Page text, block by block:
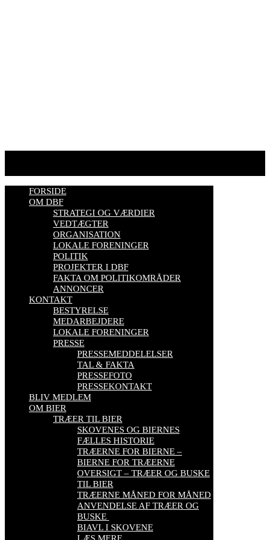
FORSIDE
OM DBF
STRATEGI OG VÆRDIER
VEDTÆGTER
ORGANISATION
LOKALE FORENINGER
POLITIK
PROJEKTER I DBF
FAKTA OM POLITIKOMRÅDER
ANNONCER
KONTAKT
BESTYRELSE
MEDARBEJDERE
LOKALE FORENINGER
PRESSE
PRESSEMEDDELELSER
TAL & FAKTA
PRESSEFOTO
PRESSEKONTAKT
BLIV MEDLEM
OM BIER
TRÆER TIL BIER
SKOVENES OG BIERNES
FÆLLES HISTORIE
TRÆERNE FOR BIERNE –
BIERNE FOR TRÆERNE
OVERSIGT – TRÆER OG BUSKE
TIL BIER
TRÆERNE MÅNED FOR MÅNED
ANVENDELSE AF TRÆER OG
BUSKE
BIAVL I SKOVENE
LÆS MERE